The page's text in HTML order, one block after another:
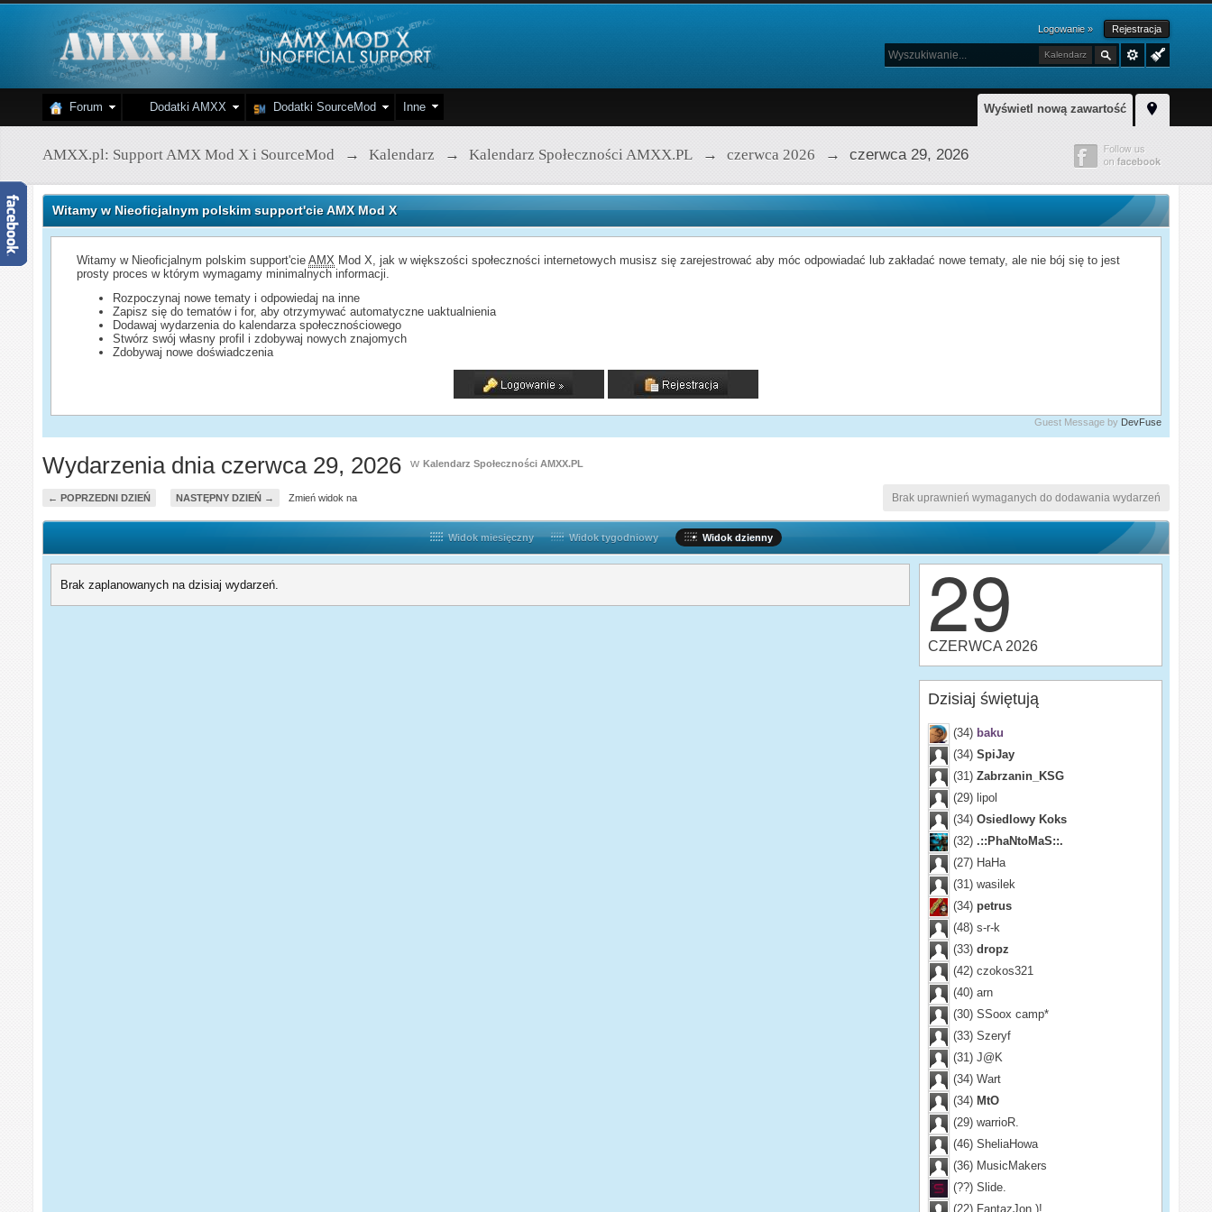
Logowanie » Rejestracja
Kalendarz
Wyświetl nową zawartość
Forum Dodatki AMXX Dodatki SourceMod Inne
AMXX.pl: Support AMX Mod X i SourceMod → Kalendarz → Kalendarz Społeczności AMXX.PL → czerwca 2026 → czerwca 29, 2026
Witamy w Nieoficjalnym polskim support'cie AMX Mod X
Witamy w Nieoficjalnym polskim support'cieAMX Mod X, jak w większości społeczności internetowych musisz się zarejestrować aby móc odpowiadać lub zakładać nowe tematy, ale nie bój się to jest
prosty proces w którym wymagamy minimalnych informacji.
Rozpoczynaj nowe tematy i odpowiedaj na inne
Zapisz się do tematów i for, aby otrzymywać automatyczne uaktualnienia
Dodawaj wydarzenia do kalendarza społecznościowego
Stwórz swój własny profil i zdobywaj nowych znajomych
Zdobywaj nowe doświadczenia
Guest Message by DevFuse
Wydarzenia dnia czerwca 29, 2026 wKalendarz Społeczności AMXX.PL
← POPRZEDNI DZIEŃ NASTĘPNY DZIEŃ → Zmień widok na Brak uprawnień wymaganych do dodawania wydarzeń
Widok miesięczny Widok tygodniowy Widok dzienny
Brak zaplanowanych na dzisiaj wydarzeń. 29
CZERWCA 2026
Dzisiaj świętują
(34) baku
(34) SpiJay
(31) Zabrzanin_KSG
(29) lipol
(34) Osiedlowy Koks
(32) .::PhaNtoMaS::.
(27) HaHa
(31) wasilek
(34) petrus
(48) s-r-k
(33) dropz
(42) czokos321
(40) arn
(30) SSoox camp*
(33) Szeryf
(31) J@K
(34) Wart
(34) MtO
(29) warrioR.
(46) SheliaHowa
(36) MusicMakers
(??) Slide.
(22) FantazJon.)!